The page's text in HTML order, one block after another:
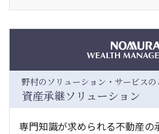
野村のソリューション・サービスの
資産承継ソリューション
専門知識が求められる不動産の